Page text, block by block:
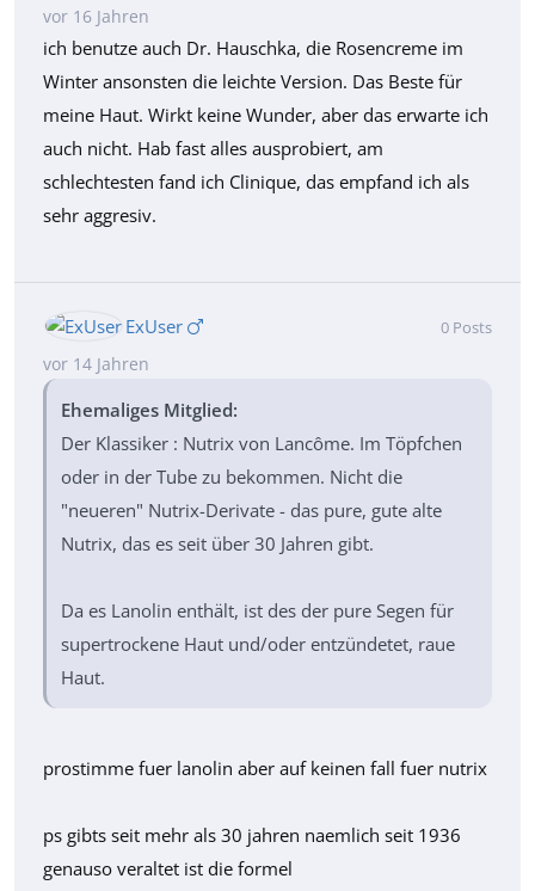
vor 16 Jahren
ich benutze auch Dr. Hauschka, die Rosencreme im
Winter ansonsten die leichte Version. Das Beste für
meine Haut. Wirkt keine Wunder, aber das erwarte ich
auch nicht. Hab fast alles ausprobiert, am
schlechtesten fand ich Clinique, das empfand ich als
sehr aggresiv.
ExUser 0 Posts
vor 14 Jahren
Ehemaliges Mitglied:
Der Klassiker : Nutrix von Lancôme. Im Töpfchen
oder in der Tube zu bekommen. Nicht die
"neueren" Nutrix-Derivate - das pure, gute alte
Nutrix, das es seit über 30 Jahren gibt.
Da es Lanolin enthält, ist des der pure Segen für
supertrockene Haut und/oder entzündetet, raue
Haut.
prostimme fuer lanolin aber auf keinen fall fuer nutrix
ps gibts seit mehr als 30 jahren naemlich seit 1936
genauso veraltet ist die formel